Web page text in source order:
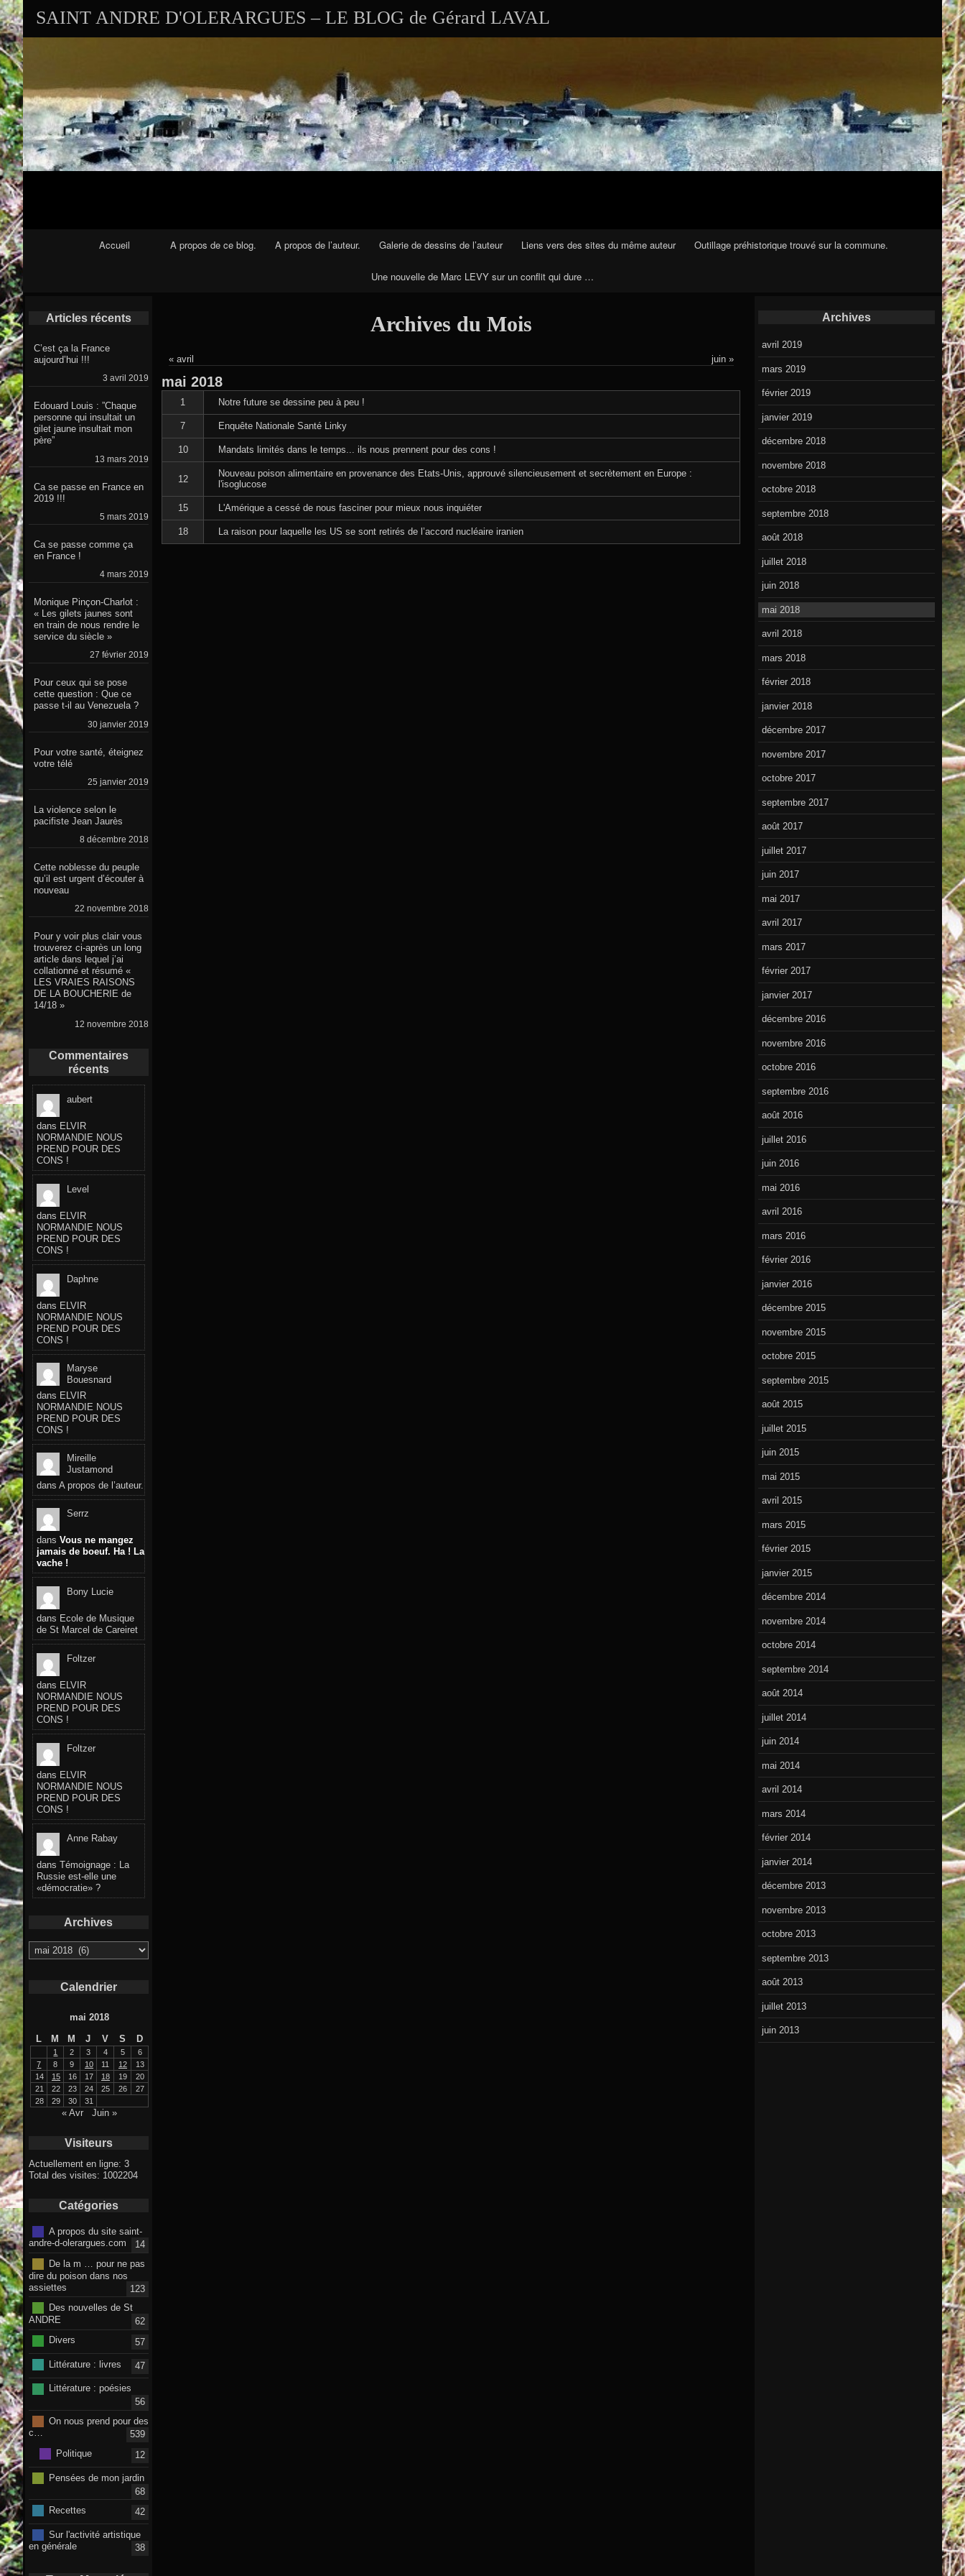
SAINT ANDRE D'OLERARGUES – LE BLOG de Gérard LAVAL
Navigation Principale
Accueil A propos de ce blog. A propos de l’auteur. Galerie de dessins de l’auteur Liens vers des sites du même auteur Outillage préhistorique trouvé sur la commune.
Une nouvelle de Marc LEVY sur un conflit qui dure …
Archives du Mois
« avril juin »
mai 2018
1 Notre future se dessine peu à peu !
7 Enquête Nationale Santé Linky
10 Mandats limités dans le temps... ils nous prennent pour des cons !
12
Nouveau poison alimentaire en provenance des Etats-Unis, approuvé silencieusement et secrètement en Europe :
l'isoglucose
15 L'Amérique a cessé de nous fasciner pour mieux nous inquiéter
18 La raison pour laquelle les US se sont retirés de l’accord nucléaire iranien
Archives
avril 2019
mars 2019
février 2019
janvier 2019
décembre 2018
novembre 2018
octobre 2018
septembre 2018
août 2018
juillet 2018
juin 2018
mai 2018
avril 2018
mars 2018
février 2018
janvier 2018
décembre 2017
novembre 2017
octobre 2017
septembre 2017
août 2017
juillet 2017
juin 2017
mai 2017
avril 2017
mars 2017
février 2017
janvier 2017
décembre 2016
novembre 2016
octobre 2016
septembre 2016
août 2016
juillet 2016
juin 2016
mai 2016
avril 2016
mars 2016
février 2016
janvier 2016
décembre 2015
novembre 2015
octobre 2015
septembre 2015
août 2015
juillet 2015
juin 2015
mai 2015
avril 2015
mars 2015
février 2015
janvier 2015
décembre 2014
novembre 2014
octobre 2014
septembre 2014
août 2014
juillet 2014
juin 2014
mai 2014
avril 2014
mars 2014
février 2014
janvier 2014
décembre 2013
novembre 2013
octobre 2013
septembre 2013
août 2013
juillet 2013
juin 2013
Articles récents
C’est ça la France
aujourd’hui !!!
3 avril 2019
Edouard Louis : ”Chaque
personne qui insultait un
gilet jaune insultait mon
père”
13 mars 2019
Ca se passe en France en
2019 !!!
5 mars 2019
Ca se passe comme ça
en France !
4 mars 2019
Monique Pinçon-Charlot :
« Les gilets jaunes sont
en train de nous rendre le
service du siècle »
27 février 2019
Pour ceux qui se pose
cette question : Que ce
passe t-il au Venezuela ?
30 janvier 2019
Pour votre santé, éteignez
votre télé
25 janvier 2019
La violence selon le
pacifiste Jean Jaurès
8 décembre 2018
Cette noblesse du peuple
qu’il est urgent d’écouter à
nouveau
22 novembre 2018
Pour y voir plus clair vous
trouverez ci-après un long
article dans lequel j’ai
collationné et résumé «
LES VRAIES RAISONS
DE LA BOUCHERIE de
14/18 »
12 novembre 2018
Commentaires
récents
aubert
dans ELVIR
NORMANDIE NOUS
PREND POUR DES
CONS !
Level
dans ELVIR
NORMANDIE NOUS
PREND POUR DES
CONS !
Daphne
dans ELVIR
NORMANDIE NOUS
PREND POUR DES
CONS !
Maryse
Bouesnard
dans ELVIR
NORMANDIE NOUS
PREND POUR DES
CONS !
Mireille
Justamond
dans A propos de l’auteur.
Serrz
dans Vous ne mangez
jamais de boeuf. Ha ! La
vache !
Bony Lucie
dans Ecole de Musique
de St Marcel de Careiret
Foltzer
dans ELVIR
NORMANDIE NOUS
PREND POUR DES
CONS !
Foltzer
dans ELVIR
NORMANDIE NOUS
PREND POUR DES
CONS !
Anne Rabay
dans Témoignage : La
Russie est-elle une
«démocratie» ?
Archives
Archives
Calendrier
mai 2018
L
M M J V S D
1 2 3 4 5
6
7
8 9 10 11 12
13
14
15 16 17 18 19
20
21
22 23 24 25 26
27
28
29 30 31
« Avr Juin »
Visiteurs
Actuellement en ligne: 3
Total des visites: 1002204
Catégories
A propos du site saint-
andre-d-olerargues.com
14
De la m … pour ne pas
dire du poison dans nos
assiettes
123
Des nouvelles de St
ANDRE
62
Divers
57
Littérature : livres 47
Littérature : poésies
56
On nous prend pour des
c…
539
Politique
12
Pensées de mon jardin
68
Recettes
42
Sur l'activité artistique
en générale
38